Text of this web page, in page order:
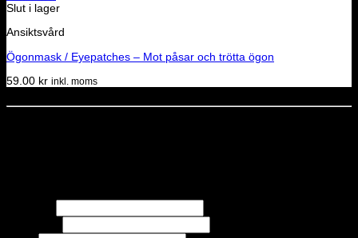
Slut i lager
Ansiktsvård
Ögonmask / Eyepatches – Mot påsar och trötta ögon
59.00 kr inkl. moms